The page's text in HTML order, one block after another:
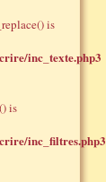
is
inc_texte.php3
is
inc_filtres.php3